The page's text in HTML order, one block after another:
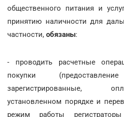
общественного питания и
принятию наличности для
частности, обязаны:
- проводить расчетные
покупки
зарегистрированные,
установленном порядке и
режим работы